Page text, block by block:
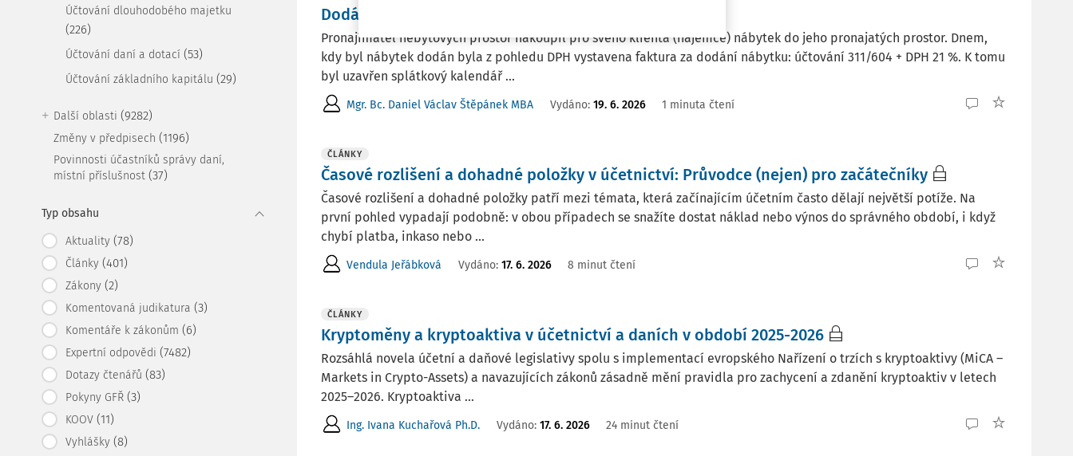
Účtování dlouhodobého majetku
(226)
Účtování daní a dotací (53)
Účtování základního kapitálu (29)
Další oblasti (9282)
Změny v předpisech (1196)
Povinnosti účastníků správy daní,
místní příslušnost (37)
Typ obsahu
Aktuality (78)
Články (401)
Zákony (2)
Komentovaná judikatura (3)
Komentáře k zákonům (6)
Expertní odpovědi (7482)
Dotazy čtenářů (83)
Pokyny GFŘ (3)
KOOV (11)
Vyhlášky (8)
Dodání nábytku a platba splátkovým kalendářem
Pronajímatel nebytových prostor nakoupil pro svého klienta (nájemce) nábytek do jeho pronajatých prostor. Dnem,
kdy byl nábytek dodán byla z pohledu DPH vystavena faktura za dodání nábytku: účtování 311/604 + DPH 21 %. K tomu
byl uzavřen splátkový kalendář ...
Mgr. Bc. Daniel Václav Štěpánek MBA Vydáno: 19. 6. 2026 1 minuta čtení
ČLÁNKY
Časové rozlišení a dohadné položky v účetnictví: Průvodce (nejen) pro začátečníky
Časové rozlišení a dohadné položky patří mezi témata, která začínajícím účetním často dělají největší potíže. Na
první pohled vypadají podobně: v obou případech se snažíte dostat náklad nebo výnos do správného období, i když
chybí platba, inkaso nebo ...
Vendula Jeřábková Vydáno: 17. 6. 2026 8 minut čtení
ČLÁNKY
Kryptoměny a kryptoaktiva v účetnictví a daních v období 2025-2026
Rozsáhlá novela účetní a daňové legislativy spolu s implementací evropského Nařízení o trzích s kryptoaktivy (MiCA –
Markets in Crypto-Assets) a navazujících zákonů zásadně mění pravidla pro zachycení a zdanění kryptoaktiv v letech
2025–2026. Kryptoaktiva ...
Ing. Ivana Kuchařová Ph.D. Vydáno: 17. 6. 2026 24 minut čtení